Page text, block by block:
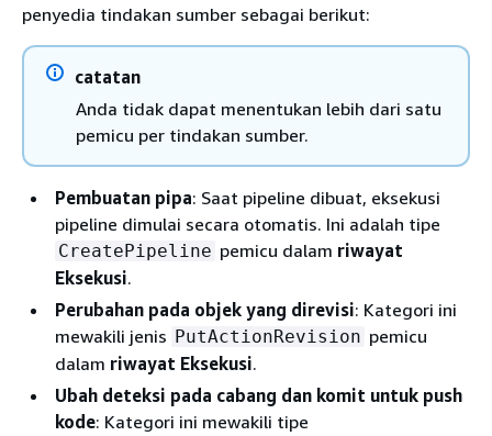
penyedia tindakan sumber sebagai berikut:
catatan
Anda tidak dapat menentukan lebih dari satu
pemicu per tindakan sumber.
Pembuatan pipa: Saat pipeline dibuat, eksekusi
pipeline dimulai secara otomatis. Ini adalah tipe
CreatePipeline pemicu dalam riwayat
Eksekusi.
Perubahan pada objek yang direvisi: Kategori ini
mewakili jenis PutActionRevision pemicu
dalam riwayat Eksekusi.
Ubah deteksi pada cabang dan komit untuk push
kode: Kategori ini mewakili tipe